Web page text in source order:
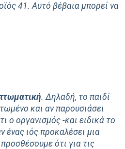
41. Αυτό βέβαια μπορεί να
. Δηλαδή, το παιδί
και αν παρουσιάσει
ο οργανισμός -και ειδικά το
ένας ιός προκαλέσει μια
ότι για τις